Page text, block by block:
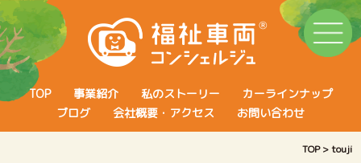
TOP 事業紹介 私のストーリー
カーラインナップ
ブログ
会社概要・アクセス お問い合わせ
TOP>touji